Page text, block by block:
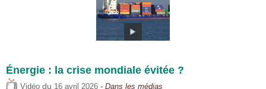
Énergie : la crise mondiale évitée ?
Vidéo du 16 avril 2026 - Dans les médias